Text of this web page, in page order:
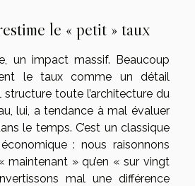
le « petit » taux
un impact massif. Beaucoup
le taux comme un détail
structure toute l’architecture du
lui, a tendance à mal évaluer
le temps. C’est un classique
: nous raisonnons
maintenant » qu’en « sur vingt
mal une différence